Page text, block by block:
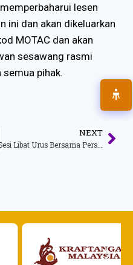
lesen
ini dan akan dikeluarkan
MOTAC dan akan
sesawang rasmi
semua pihak.
NEXT
Sesi Libat Urus Bersama Persatuan Industri Pelancongan (UMRAH)